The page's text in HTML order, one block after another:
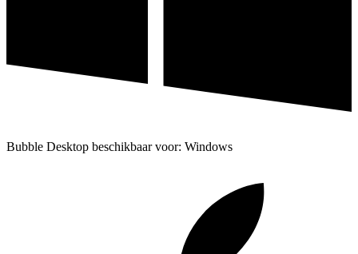
Bubble Desktop beschikbaar voor: Windows